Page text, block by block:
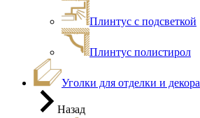
Плинтус с подсветкой
Плинтус полистирол
Уголки для отделки и декора
Назад